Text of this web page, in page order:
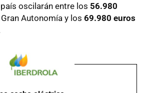
oscilarán entre los 56.980
Autonomía y los 69.980 euros